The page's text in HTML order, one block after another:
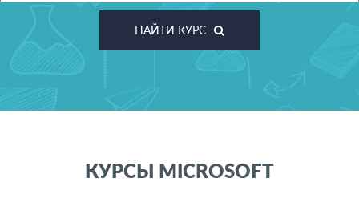
НАЙТИ КУРС
КУРСЫ MICROSOFT